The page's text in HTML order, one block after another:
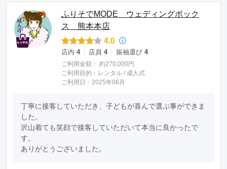
ふりそでMODE ウェディングボック
ス 熊本本店
4.0
店内 4 店員 4 振袖選び 4
ご利用金額： 約270,000円
ご利用目的： レンタル / 成人式
ご利用日：2025年06月
丁寧に接客していただき、子どもが喜んで選ぶ事ができま
した。
沢山着ても笑顔で接客していただいて本当に良かったで
す。
ありがとうございました。